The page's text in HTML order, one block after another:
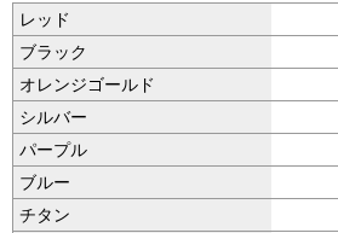
レッド
ブラック
オレンジゴールド
シルバー
パープル
ブルー
チタン